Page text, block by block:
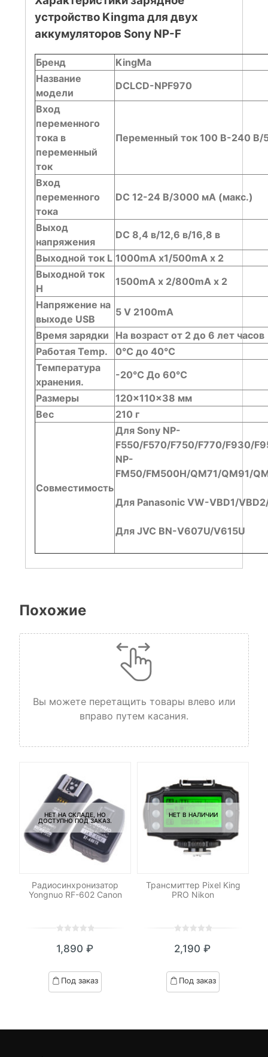
устройство Kingma для двух
аккумуляторов Sony NP-F
Бренд
KingMa
Название
модели
DCLCD-NPF970
Вход
переменного
тока в
переменный
ток
Переменный ток 100 В-240 В/
Вход
переменного
тока
DC 12-24 В/3000 мА (макс.)
Выход
напряжения
DC 8,4 в/12,6 в/16,8 в
Выходной ток L 1000mA x1/500mA x 2
Выходной ток
H
1500mA x 2/800mA x 2
Напряжение на
выходе USB
5 V 2100mA
Время зарядки
На возраст от 2 до 6 лет часов
Работая Temp.
0℃ до 40℃
Температура
хранения.
-20℃ До 60℃
Размеры
120x110x38 мм
Вес
210 г
Совместимость
Для Sony NP-
F550/F570/F750/F770/F930/
NP-
FM50/FM500H/QM71/QM91/
Для Panasonic VW-VBD1/
Для JVC BN-V607U/V615U
Похожие
Вы можете перетащить товары влево или
вправо путем касания.
НЕТ НА СКЛАДЕ, НО
ДОСТУПНО ПОД ЗАКАЗ.
Радиосинхронизатор
Yongnuo RF-602 Canon
out
based
on
1,890 ₽
Под заказ
НЕТ В НАЛИЧИИ
Трансмиттер Pixel King
PRO Nikon
out
based
on
2,190 ₽
Под заказ